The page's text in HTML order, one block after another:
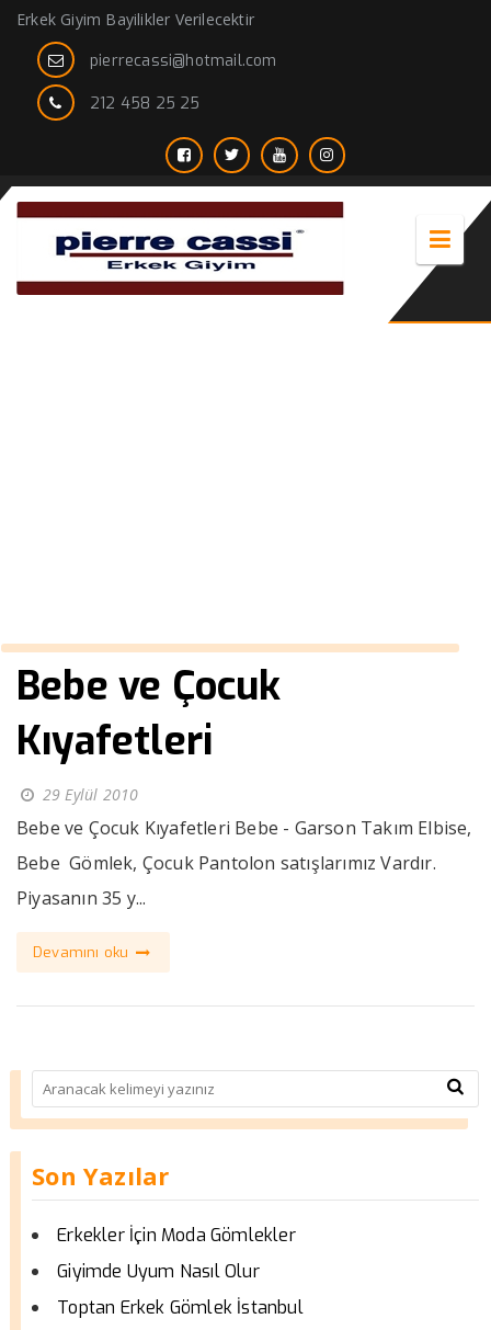
Erkek Giyim Bayilikler Verilecektir
pierrecassi@hotmail.com
212 458 25 25
Bebe ve Çocuk
Kıyafetleri
29 Eylül 2010
Bebe ve Çocuk Kıyafetleri Bebe - Garson Takım Elbise,
Bebe Gömlek, Çocuk Pantolon satışlarımız Vardır.
Piyasanın 35 y...
Devamını oku
Son Yazılar
Erkekler İçin Moda Gömlekler
Giyimde Uyum Nasıl Olur
Toptan Erkek Gömlek İstanbul